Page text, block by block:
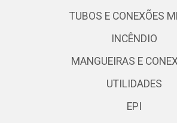
TUBOS E CONEXÕES
INCÊNDIO
MANGUEIRAS E
UTILIDADES
EPI